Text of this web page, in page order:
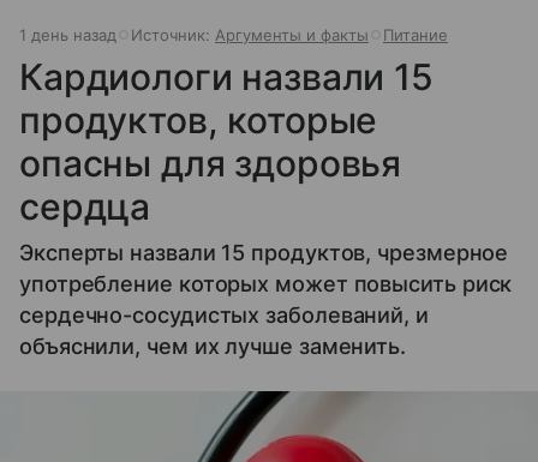
1 день назад Источник: Аргументы и факты Питание
Кардиологи назвали 15
продуктов, которые
опасны для здоровья
сердца
Эксперты назвали 15 продуктов, чрезмерное
употребление которых может повысить риск
сердечно-сосудистых заболеваний, и
объяснили, чем их лучше заменить.